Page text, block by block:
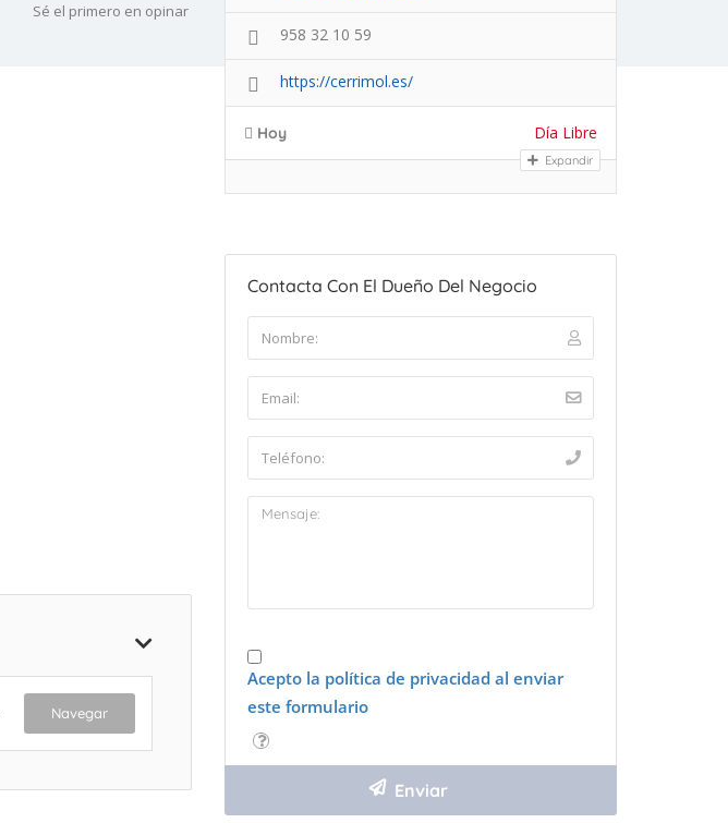
Sé el primero en opinar
Navegar
958 32 10 59
https://cerrimol.es/
Hoy Día Libre
Expandir
Contacta Con El Dueño Del Negocio
Acepto la política de privacidad al enviar
este formulario